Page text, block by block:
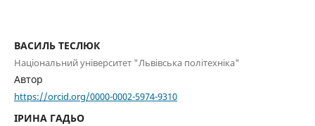
ВАСИЛЬ ТЕСЛЮК
Національний університет "Львівська політехніка"
Автор
https://orcid.org/0000-0002-5974-9310
ІРИНА ГАДЬО